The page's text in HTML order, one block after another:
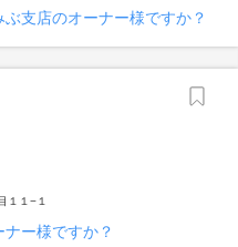
支店のオーナー様ですか？
１１−１
ー様ですか？